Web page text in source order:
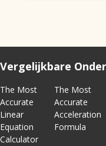
Vergelijkbare
The Most
Accurate
Linear
Equation
Calculator
The Most
Accurate
Acceleration
Formula